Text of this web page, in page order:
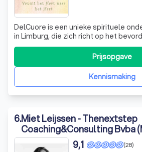
DelCuore is een unieke spirituele
in Limburg, die zich richt op het
rust en balans. Wij bieden een scala
waaronder kaartlezen, mediumschap,
spirituele coaching. Onze benadering
idee dat we allemaal eeKennismaking
Prijsopgave
6.Miet Leijssen - Thenextstep
Coaching&Consulting Bvba
Executive I Career I Mental(28)
9,1